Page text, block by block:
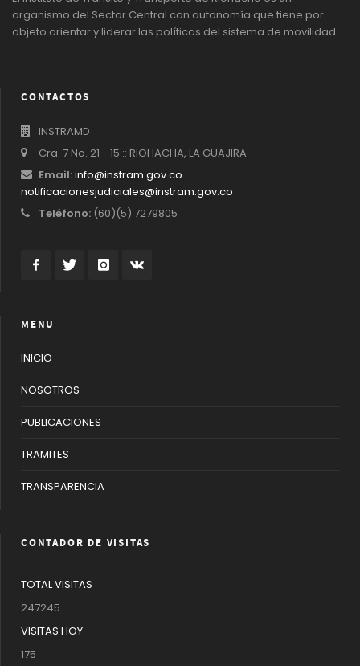
organismo del Sector Central con autonomía que tiene por
objeto orientar y liderar las políticas del sistema de movilidad.
CONTACTOS
INSTRAMD
Cra. 7 No. 21 - 15 :: RIOHACHA, LA GUAJIRA
Email:info@instram.gov.co
notificacionesjudiciales@instram.gov.co
Teléfono: (60)(5) 7279805
MENU
INICIO
NOSOTROS
PUBLICACIONES
TRAMITES
TRANSPARENCIA
CONTADOR DE VISITAS
TOTAL VISITAS
247245
VISITAS HOY
175